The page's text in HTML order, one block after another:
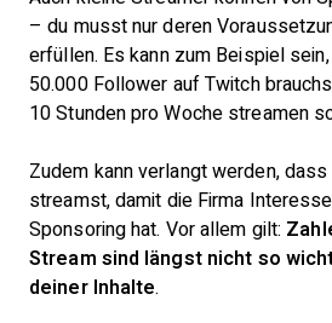
– du musst nur deren
erfüllen. Es kann zum Beispiel
50.000 Follower auf Twitch
10 Stunden pro Woche streamen
Zudem kann verlangt werden,
streamst, damit die Firma
Sponsoring hat. Vor allem gilt:
Stream sind längst nicht so
deiner Inhalte.